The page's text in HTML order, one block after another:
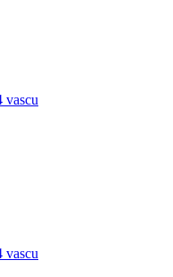
vascu
vascu